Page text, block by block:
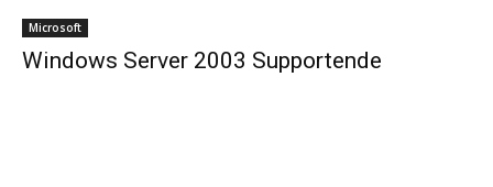
Microsoft
Windows Server 2003 Supportende